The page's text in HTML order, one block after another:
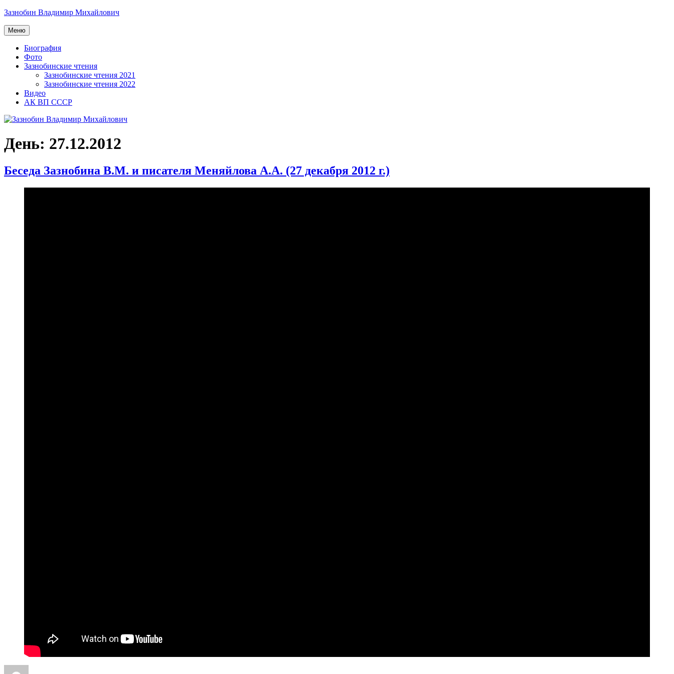
Перейти
содержимому
Зазнобин Владимир Михайлович
Меню
Биография
Фото
Зазнобинские чтения
Зазнобинские чтения 2021
Зазнобинские чтения 2022
Видео
АК ВП СССР
День: 27.12.2012
Беседа Зазнобина В.М. и писателя Меняйлова А.А. (27 декабря 2012 г.)